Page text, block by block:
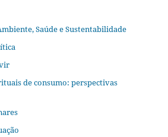
Saúde e Sustentabilidade
de consumo: perspectivas